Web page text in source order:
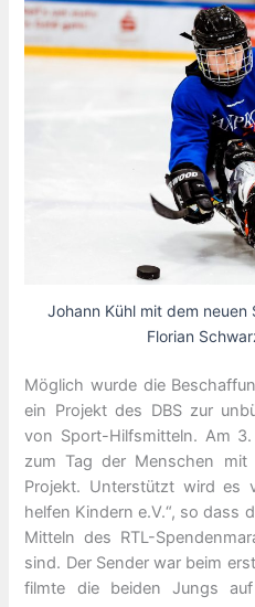
Johann Kühl mit dem neuen
Florian
Möglich wurde die
ein Projekt des DBS zur
von Sport-Hilfsmitteln. Am
zum Tag der Menschen mit
Projekt. Unterstützt wird es
helfen Kindern e.V.“, so dass
Mitteln des RTL-
sind. Der Sender war beim
filmte die beiden Jungs